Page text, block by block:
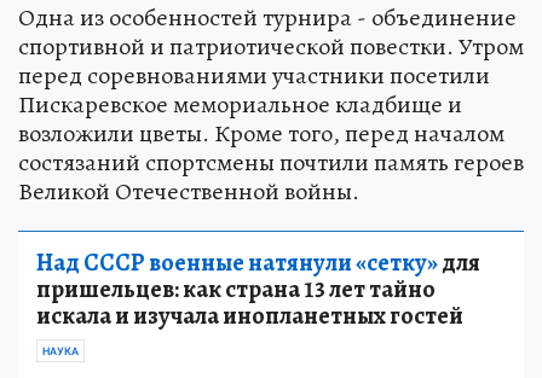
Одна из особенностей турнира - объединение
спортивной и патриотической повестки. Утром
перед соревнованиями участники посетили
Пискаревское мемориальное кладбище и
возложили цветы. Кроме того, перед началом
состязаний спортсмены почтили память героев
Великой Отечественной войны.
Над СССР военные натянули «сетку»для
пришельцев: как страна 13 лет тайно
искала и изучала инопланетных гостей
НАУКА